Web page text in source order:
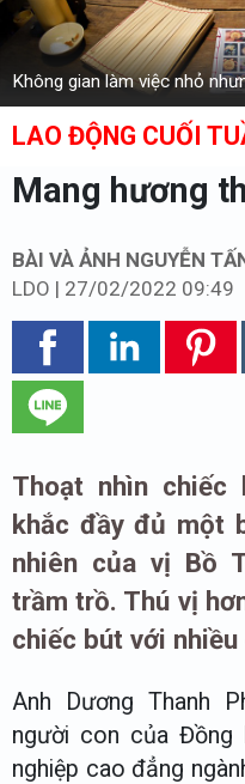
Không gian làm việc nhỏ
LAO ĐỘNG CUỐI
Mang hương
BÀI VÀ ẢNH NGUYỄN
LDO | 27/02/2022 09:49
Thoạt nhìn
khắc đầy đủ một
nhiên của vị Bồ
trầm trồ. Thú vị
chiếc bút với
Anh Dương Thanh
người con của Đồng
nghiệp cao đẳng